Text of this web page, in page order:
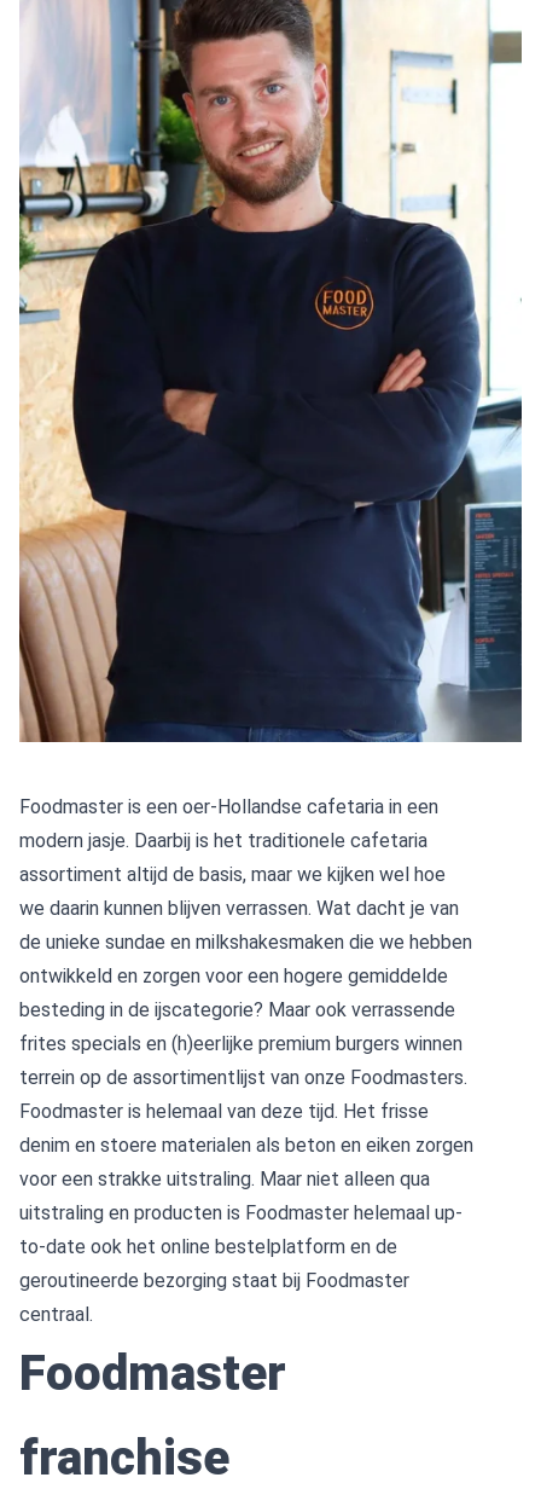
Foodmaster is een oer-Hollandse cafetaria in een
modern jasje. Daarbij is het traditionele cafetaria
assortiment altijd de basis, maar we kijken wel hoe
we daarin kunnen blijven verrassen. Wat dacht je van
de unieke sundae en milkshakesmaken die we hebben
ontwikkeld en zorgen voor een hogere gemiddelde
besteding in de ijscategorie? Maar ook verrassende
frites specials en (h)eerlijke premium burgers winnen
terrein op de assortimentlijst van onze Foodmasters.
Foodmaster is helemaal van deze tijd. Het frisse
denim en stoere materialen als beton en eiken zorgen
voor een strakke uitstraling. Maar niet alleen qua
uitstraling en producten is Foodmaster helemaal up-
to-date ook het online bestelplatform en de
geroutineerde bezorging staat bij Foodmaster
centraal.
Foodmaster
franchise